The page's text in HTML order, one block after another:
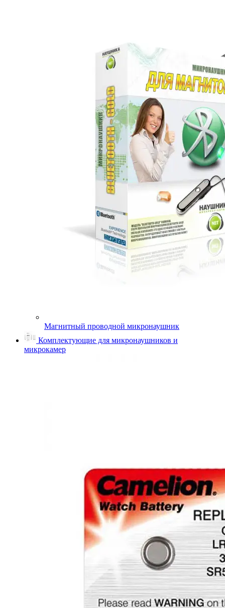
Магнитный проводной микронаушник
Комплектующие для микронаушников и
микрокамер